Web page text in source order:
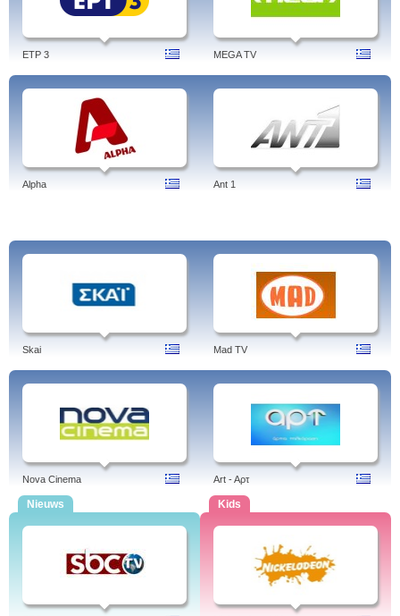
κινουμενα σχεδια, msdn, live stream, new york
ETP 3 MEGA TV
Alpha Ant 1
Skai Mad TV
Nova Cinema Art - Aρτ
Nieuws Kids